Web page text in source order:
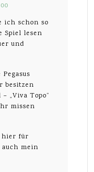
ich schon so
Spiel lesen
und
besitzen
„Viva Topo“
missen
hier für
mein